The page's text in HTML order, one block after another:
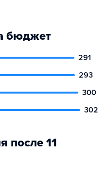
бюджет
291
293
300
302
после 11